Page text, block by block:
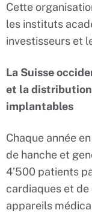
Cette
les instituts
investisseurs et
La Suisse
et la
implantables
Chaque année
de hanche et
4’500 patients
cardiaques et
appareils